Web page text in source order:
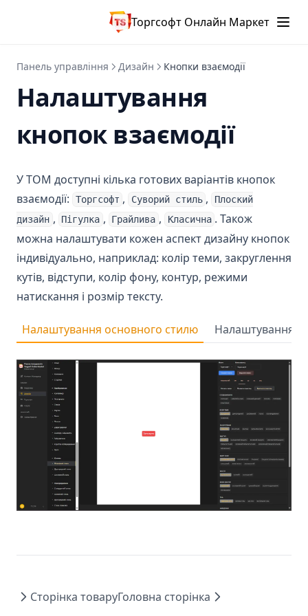
Торгсофт Онлайн Маркет
Панель управління
Дизайн Кнопки взаємодії
Налаштування
кнопок взаємодії
У ТОМ доступні кілька готових варіантів кнопок
взаємодії:
Торгсофт , Суворий стиль ,
Плоский
дизайн , Пігулка , Грайлива , Класична . Також
можна налаштувати кожен аспект дизайну кнопок
індивідуально, наприклад: колір теми, закруглення
кутів, відступи, колір фону, контур, режими
натискання і розмір тексту.
Налаштування основного стилю Налаштування
Сторінка товаруГоловна сторінка